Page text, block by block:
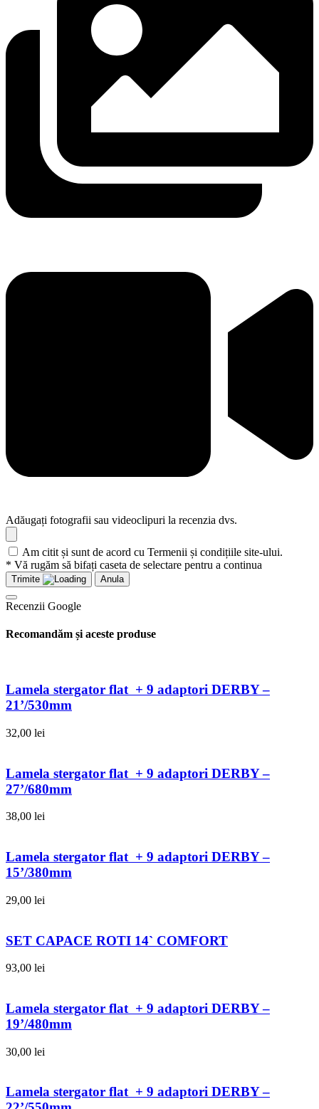
Adăugați fotografii sau videoclipuri la recenzia dvs.
Am citit și sunt de acord cu Termenii și condițiile site-ului.
* Vă rugăm să bifați caseta de selectare pentru a continua
Trimite Anula
Recenzii Google
Recomandăm și aceste produse
Lamela stergator flat + 9 adaptori DERBY –
21’/530mm
32,00 lei
Lamela stergator flat + 9 adaptori DERBY –
27’/680mm
38,00 lei
Lamela stergator flat + 9 adaptori DERBY –
15’/380mm
29,00 lei
SET CAPACE ROTI 14` COMFORT
93,00 lei
Lamela stergator flat + 9 adaptori DERBY –
19’/480mm
30,00 lei
Lamela stergator flat + 9 adaptori DERBY –